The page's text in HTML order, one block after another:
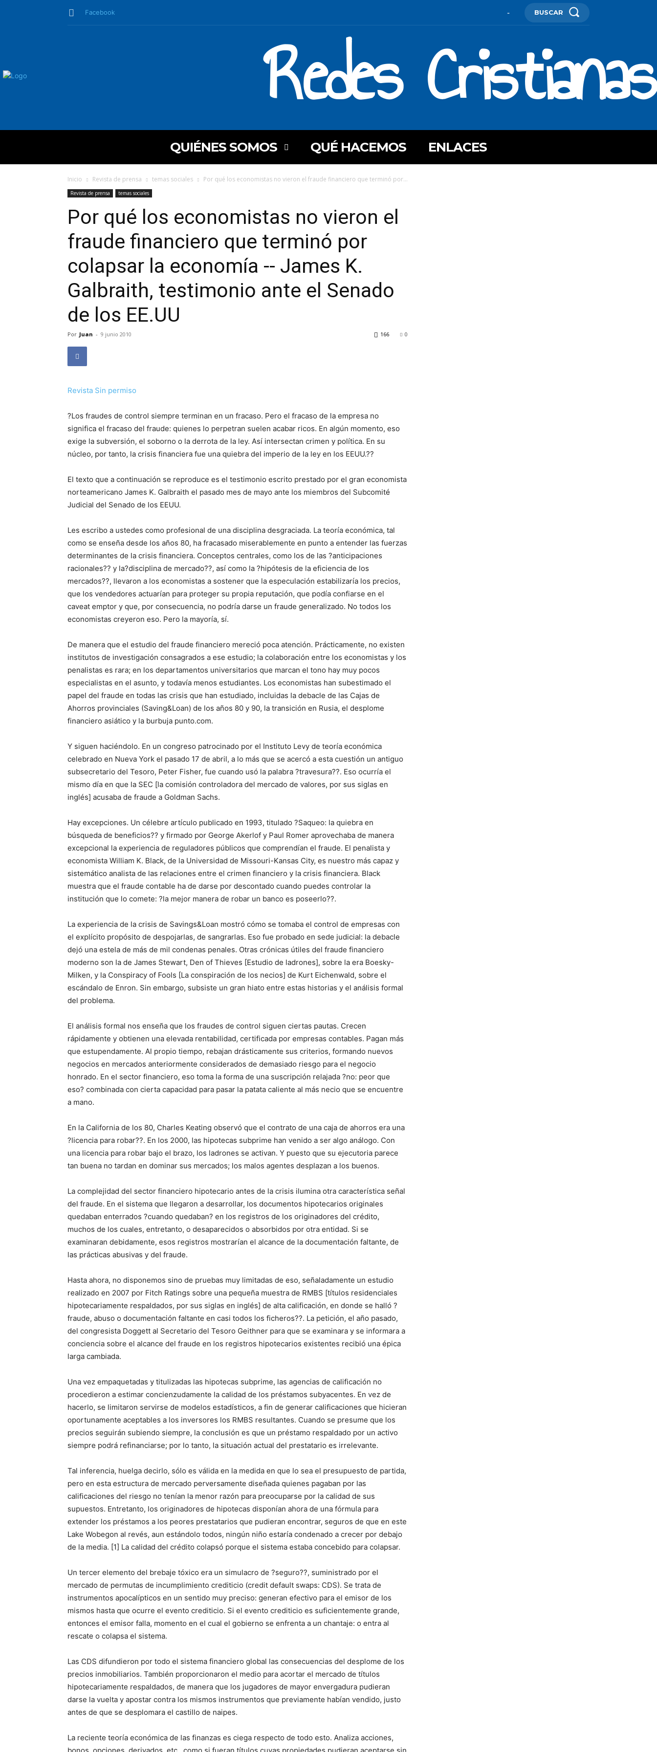
Facebook - BUSCAR
Redes Cristianas
QUIÉNES SOMOS QUÉ HACEMOS ENLACES
Inicio Revista de prensa temas sociales Por qué los economistas no vieron el fraude financiero que terminó por...
Revista de prensa temas sociales
Por qué los economistas no vieron el
fraude financiero que terminó por
colapsar la economía -- James K.
Galbraith, testimonio ante el Senado
de los EE.UU
Por Juan - 9 junio 2010 0
166
Revista Sin permiso
?Los fraudes de control siempre terminan en un fracaso. Pero el fracaso de la empresa no
significa el fracaso del fraude: quienes lo perpetran suelen acabar ricos. En algún momento, eso
exige la subversión, el soborno o la derrota de la ley. Así intersectan crimen y política. En su
núcleo, por tanto, la crisis financiera fue una quiebra del imperio de la ley en los EEUU.??
El texto que a continuación se reproduce es el testimonio escrito prestado por el gran economista
norteamericano James K. Galbraith el pasado mes de mayo ante los miembros del Subcomité
Judicial del Senado de los EEUU.
Les escribo a ustedes como profesional de una disciplina desgraciada. La teoría económica, tal
como se enseña desde los años 80, ha fracasado miserablemente en punto a entender las fuerzas
determinantes de la crisis financiera. Conceptos centrales, como los de las ?anticipaciones
racionales?? y la?disciplina de mercado??, así como la ?hipótesis de la eficiencia de los
mercados??, llevaron a los economistas a sostener que la especulación estabilizaría los precios,
que los vendedores actuarían para proteger su propia reputación, que podía confiarse en el
caveat emptor y que, por consecuencia, no podría darse un fraude generalizado. No todos los
economistas creyeron eso. Pero la mayoría, sí.
De manera que el estudio del fraude financiero mereció poca atención. Prácticamente, no existen
institutos de investigación consagrados a ese estudio; la colaboración entre los economistas y los
penalistas es rara; en los departamentos universitarios que marcan el tono hay muy pocos
especialistas en el asunto, y todavía menos estudiantes. Los economistas han subestimado el
papel del fraude en todas las crisis que han estudiado, incluidas la debacle de las Cajas de
Ahorros provinciales (Saving&Loan) de los años 80 y 90, la transición en Rusia, el desplome
financiero asiático y la burbuja punto.com.
Y siguen haciéndolo. En un congreso patrocinado por el Instituto Levy de teoría económica
celebrado en Nueva York el pasado 17 de abril, a lo más que se acercó a esta cuestión un antiguo
subsecretario del Tesoro, Peter Fisher, fue cuando usó la palabra ?travesura??. Eso ocurría el
mismo día en que la SEC [la comisión controladora del mercado de valores, por sus siglas en
inglés] acusaba de fraude a Goldman Sachs.
Hay excepciones. Un célebre artículo publicado en 1993, titulado ?Saqueo: la quiebra en
búsqueda de beneficios?? y firmado por George Akerlof y Paul Romer aprovechaba de manera
excepcional la experiencia de reguladores públicos que comprendían el fraude. El penalista y
economista William K. Black, de la Universidad de Missouri-Kansas City, es nuestro más capaz y
sistemático analista de las relaciones entre el crimen financiero y la crisis financiera. Black
muestra que el fraude contable ha de darse por descontado cuando puedes controlar la
institución que lo comete: ?la mejor manera de robar un banco es poseerlo??.
La experiencia de la crisis de Savings&Loan mostró cómo se tomaba el control de empresas con
el explícito propósito de despojarlas, de sangrarlas. Eso fue probado en sede judicial: la debacle
dejó una estela de más de mil condenas penales. Otras crónicas útiles del fraude financiero
moderno son la de James Stewart, Den of Thieves [Estudio de ladrones], sobre la era Boesky-
Milken, y la Conspiracy of Fools [La conspiración de los necios] de Kurt Eichenwald, sobre el
escándalo de Enron. Sin embargo, subsiste un gran hiato entre estas historias y el análisis formal
del problema.
El análisis formal nos enseña que los fraudes de control siguen ciertas pautas. Crecen
rápidamente y obtienen una elevada rentabilidad, certificada por empresas contables. Pagan más
que estupendamente. Al propio tiempo, rebajan drásticamente sus criterios, formando nuevos
negocios en mercados anteriormente considerados de demasiado riesgo para el negocio
honrado. En el sector financiero, eso toma la forma de una suscripción relajada ?no: peor que
eso? combinada con cierta capacidad para pasar la patata caliente al más necio que se encuentre
a mano.
En la California de los 80, Charles Keating observó que el contrato de una caja de ahorros era una
?licencia para robar??. En los 2000, las hipotecas subprime han venido a ser algo análogo. Con
una licencia para robar bajo el brazo, los ladrones se activan. Y puesto que su ejecutoria parece
tan buena no tardan en dominar sus mercados; los malos agentes desplazan a los buenos.
La complejidad del sector financiero hipotecario antes de la crisis ilumina otra característica señal
del fraude. En el sistema que llegaron a desarrollar, los documentos hipotecarios originales
quedaban enterrados ?cuando quedaban? en los registros de los originadores del crédito,
muchos de los cuales, entretanto, o desaparecidos o absorbidos por otra entidad. Si se
examinaran debidamente, esos registros mostrarían el alcance de la documentación faltante, de
las prácticas abusivas y del fraude.
Hasta ahora, no disponemos sino de pruebas muy limitadas de eso, señaladamente un estudio
realizado en 2007 por Fitch Ratings sobre una pequeña muestra de RMBS [títulos residenciales
hipotecariamente respaldados, por sus siglas en inglés] de alta calificación, en donde se halló ?
fraude, abuso o documentación faltante en casi todos los ficheros??. La petición, el año pasado,
del congresista Doggett al Secretario del Tesoro Geithner para que se examinara y se informara a
conciencia sobre el alcance del fraude en los registros hipotecarios existentes recibió una épica
larga cambiada.
Una vez empaquetadas y titulizadas las hipotecas subprime, las agencias de calificación no
procedieron a estimar concienzudamente la calidad de los préstamos subyacentes. En vez de
hacerlo, se limitaron servirse de modelos estadísticos, a fin de generar calificaciones que hicieran
oportunamente aceptables a los inversores los RMBS resultantes. Cuando se presume que los
precios seguirán subiendo siempre, la conclusión es que un préstamo respaldado por un activo
siempre podrá refinanciarse; por lo tanto, la situación actual del prestatario es irrelevante.
Tal inferencia, huelga decirlo, sólo es válida en la medida en que lo sea el presupuesto de partida,
pero en esta estructura de mercado perversamente diseñada quienes pagaban por las
calificaciones del riesgo no tenían la menor razón para preocuparse por la calidad de sus
supuestos. Entretanto, los originadores de hipotecas disponían ahora de una fórmula para
extender los préstamos a los peores prestatarios que pudieran encontrar, seguros de que en este
Lake Wobegon al revés, aun estándolo todos, ningún niño estaría condenado a crecer por debajo
de la media. [1] La calidad del crédito colapsó porque el sistema estaba concebido para colapsar.
Un tercer elemento del brebaje tóxico era un simulacro de ?seguro??, suministrado por el
mercado de permutas de incumplimiento crediticio (credit default swaps: CDS). Se trata de
instrumentos apocalípticos en un sentido muy preciso: generan efectivo para el emisor de los
mismos hasta que ocurre el evento crediticio. Si el evento crediticio es suficientemente grande,
entonces el emisor falla, momento en el cual el gobierno se enfrenta a un chantaje: o entra al
rescate o colapsa el sistema.
Las CDS difundieron por todo el sistema financiero global las consecuencias del desplome de los
precios inmobiliarios. También proporcionaron el medio para acortar el mercado de títulos
hipotecariamente respaldados, de manera que los jugadores de mayor envergadura pudieran
darse la vuelta y apostar contra los mismos instrumentos que previamente habían vendido, justo
antes de que se desplomara el castillo de naipes.
La reciente teoría económica de las finanzas es ciega respecto de todo esto. Analiza acciones,